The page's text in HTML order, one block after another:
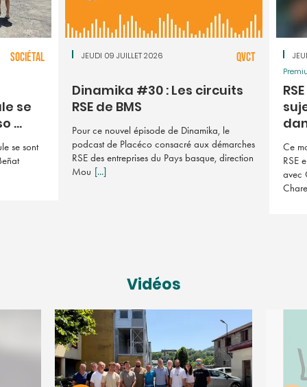
se
...
se sont
SOCIÉTAL JEUDI 09 JUILLET 2026
Dinamika #30 : Les circuits
RSE de BMS
Pour ce nouvel épisode de Dinamika, le
podcast de Placéco consacré aux démarches
RSE des entreprises du Pays basque, direction
Mou [...]
QVCT
Ce
RSE
avec
Vidéos